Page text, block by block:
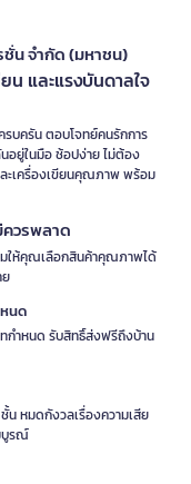
ชั่น จำกัด (มหาชน)
น และแรงบันดาลใจ
รบครัน ตอบโจทย์คนรักการ
อยู่ในมือ ช้อปง่าย ไม่ต้อง
ะเครื่องเขียนคุณภาพ พร้อม
วรพลาด
มให้คุณเลือกสินค้าคุณภาพได้
นด
กำหนด รับสิทธิ์ส่งฟรีถึงบ้าน
น หมดกังวลเรื่องความเสีย
บูรณ์